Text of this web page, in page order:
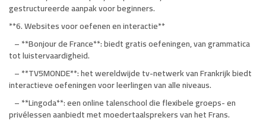
gestructureerde aanpak voor beginners.
**6. Websites voor oefenen en interactie**
– **Bonjour de France**: biedt gratis oefeningen, van grammatica
tot luistervaardigheid.
– **TV5MONDE**: het wereldwijde tv-netwerk van Frankrijk biedt
interactieve oefeningen voor leerlingen van alle niveaus.
– **Lingoda**: een online talenschool die flexibele groeps- en
privélessen aanbiedt met moedertaalsprekers van het Frans.